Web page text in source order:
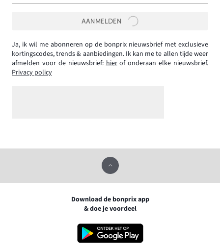
AANMELDEN
Ja, ik wil me abonneren op de bonprix nieuwsbrief met exclusieve
kortingscodes, trends & aanbiedingen. Ik kan me te allen tijde weer
afmelden voor de nieuwsbrief:hierof onderaan elke nieuwsbrief.
Privacy policy
Download de bonprix app
& doe je voordeel